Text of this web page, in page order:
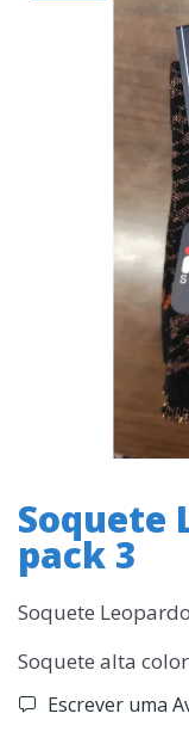
Soquete
pack 3
Soquete
Soquete alta
Escrever uma